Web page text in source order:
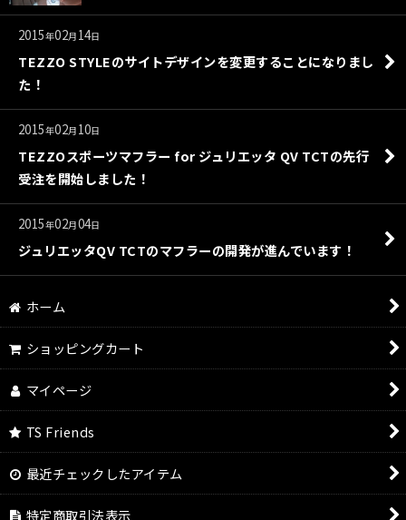
2015年02月 14日
TEZZO STYLEのサイトデザインを変更することになりまし
た！
2015年02月 10日
TEZZOスポーツマフラー for ジュリエッタ QV TCTの先行
受注を開始しました！
2015年02月04日
ジュリエッタQV TCTのマフラーの開発が進んでいます！
ホーム
ショッピングカート
マイページ
TS Friends
最近チェックしたアイテム
特定商取引法表示